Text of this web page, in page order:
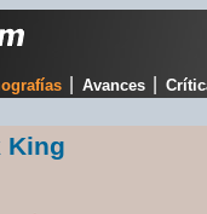
Avances
King